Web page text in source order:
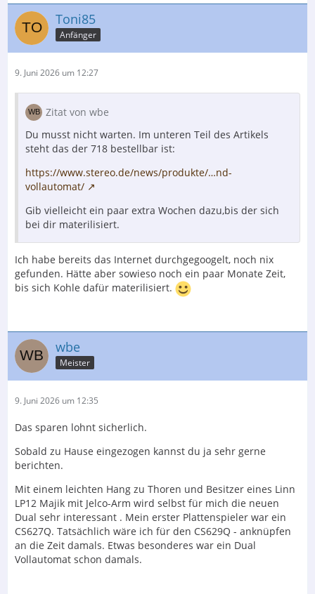
Jahre hinter sich. Hoffen wir, dass auch Duals Zukunft
positiver aussehen wird.
Beste Grüße
Jo
PS: Ich weiß, die Fangemeinde hier ist deutlich kleiner
als bei Thorens. Aber dennoch.
Toni85
Anfänger
9. Juni 2026 um 12:27
Zitat von wbe
Du musst nicht warten. Im unteren Teil des Artikels
steht das der 718 bestellbar ist:
https://www.stereo.de/news/produkte/…nd-
vollautomat/
Gib vielleicht ein paar extra Wochen dazu,bis der sich
bei dir materilisiert.
Ich habe bereits das Internet durchgegoogelt, noch nix
gefunden. Hätte aber sowieso noch ein paar Monate Zeit,
bis sich Kohle dafür materilisiert.
wbe
Meister
9. Juni 2026 um 12:35
Das sparen lohnt sicherlich.
Sobald zu Hause eingezogen kannst du ja sehr gerne
berichten.
Mit einem leichten Hang zu Thoren und Besitzer eines Linn
LP12 Majik mit Jelco-Arm wird selbst für mich die neuen
Dual sehr interessant . Mein erster Plattenspieler war ein
CS627Q. Tatsächlich wäre ich für den CS629Q - anknüpfen
an die Zeit damals. Etwas besonderes war ein Dual
Vollautomat schon damals.